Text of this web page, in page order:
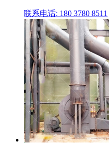
联系电话: 180 3780 8511